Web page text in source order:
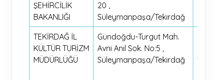
ŞEHİRCİLİK
BAKANLIĞI
20 ,
Süleymanpaşa/Tekirdağ
TEKİRDAĞ İL
KÜLTÜR TURİZM
MÜDÜRLÜĞÜ
Gündoğdu-Turgut Mah.
Avni Anıl Sok. No:5 ,
Süleymanpaşa/Tekirdağ
12